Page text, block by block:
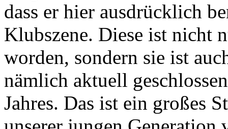
dass er hier ausdrücklich
Klubszene. Diese ist nicht
worden, sondern sie ist
nämlich aktuell
Jahres. Das ist ein großes